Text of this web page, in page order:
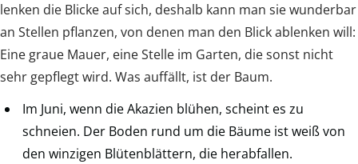
lenken die Blicke auf sich, deshalb kann man sie wunderbar
an Stellen pflanzen, von denen man den Blick ablenken will:
Eine graue Mauer, eine Stelle im Garten, die sonst nicht
sehr gepflegt wird. Was auffällt, ist der Baum.
Im Juni, wenn die Akazien blühen, scheint es zu
schneien. Der Boden rund um die Bäume ist weiß von
den winzigen Blütenblättern, die herabfallen.